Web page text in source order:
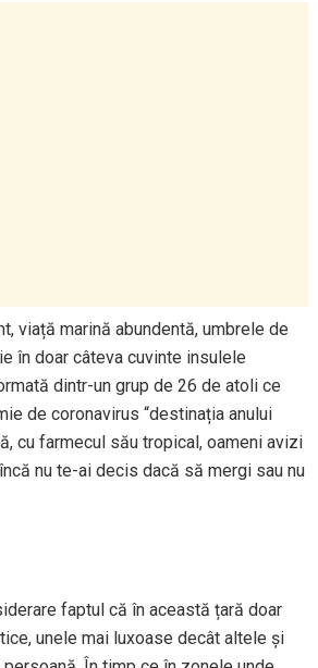
viață marină abundentă, umbrele de
în doar câteva cuvinte insulele
dintr-un grup de 26 de atoli ce
de coronavirus “destinația anului
cu farmecul său tropical, oameni avizi
nu te-ai decis dacă să mergi sau nu
faptul că în această țară doar
unele mai luxoase decât altele și